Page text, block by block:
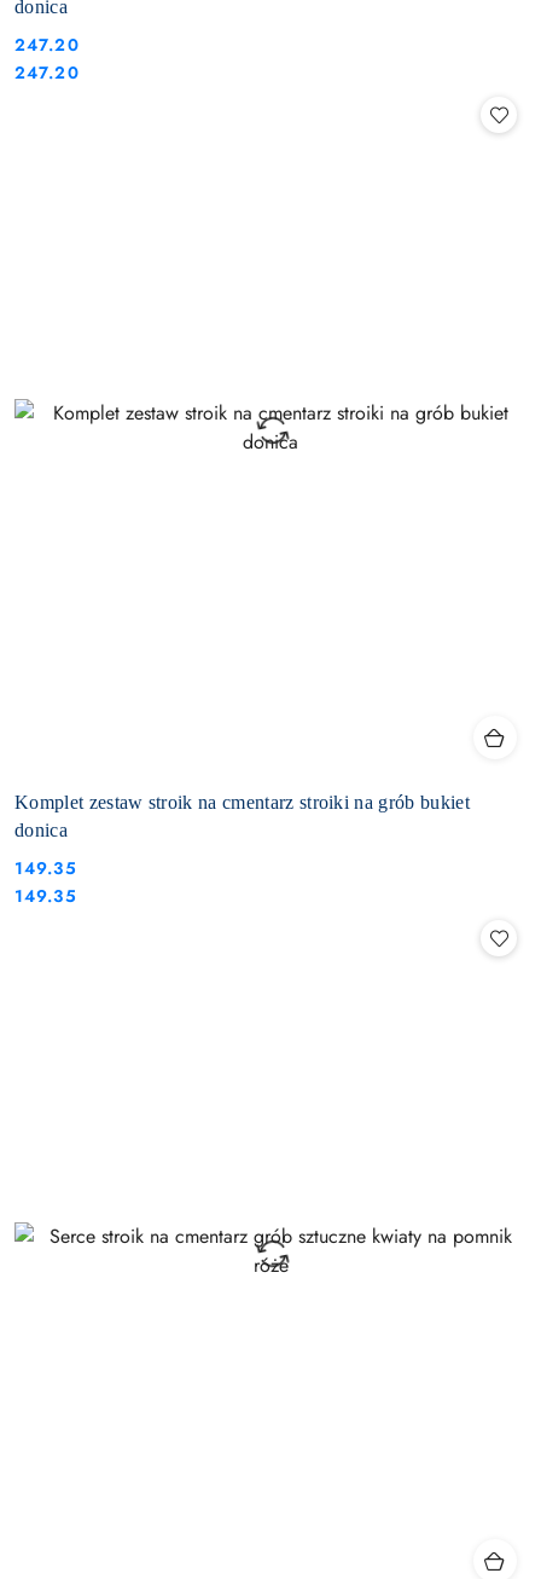
donica
Cena:
247.20
Cena:
247.20
Komplet zestaw stroik na cmentarz stroiki na grób bukiet
donica
Cena:
149.35
Cena:
149.35